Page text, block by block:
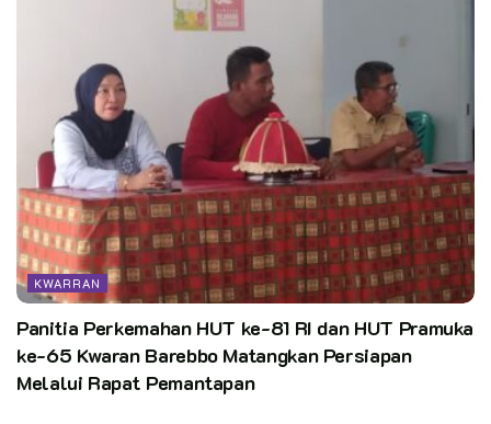
KWARRAN
Panitia Perkemahan HUT ke-81 RI dan HUT Pramuka
ke-65 Kwaran Barebbo Matangkan Persiapan
Melalui Rapat Pemantapan